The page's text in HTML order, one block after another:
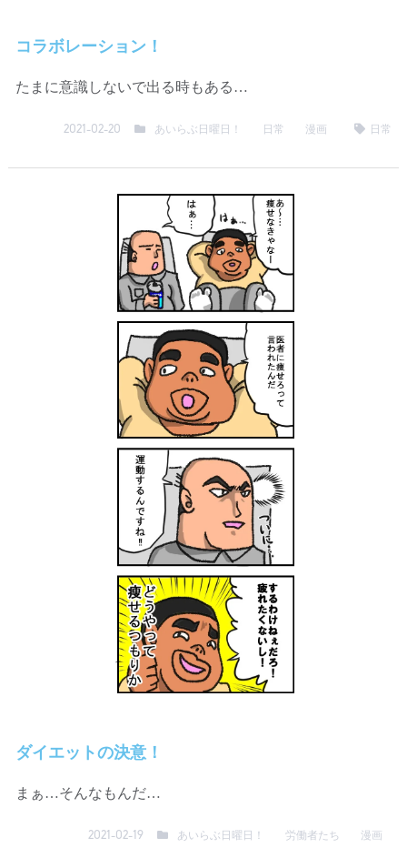
コラボレーション！
たまに意識しないで出る時もある…
2021-02-20 あいらぶ日曜日！ 日常 漫画 日常
ダイエットの決意！
まぁ…そんなもんだ…
2021-02-19 あいらぶ日曜日！ 労働者たち 漫画